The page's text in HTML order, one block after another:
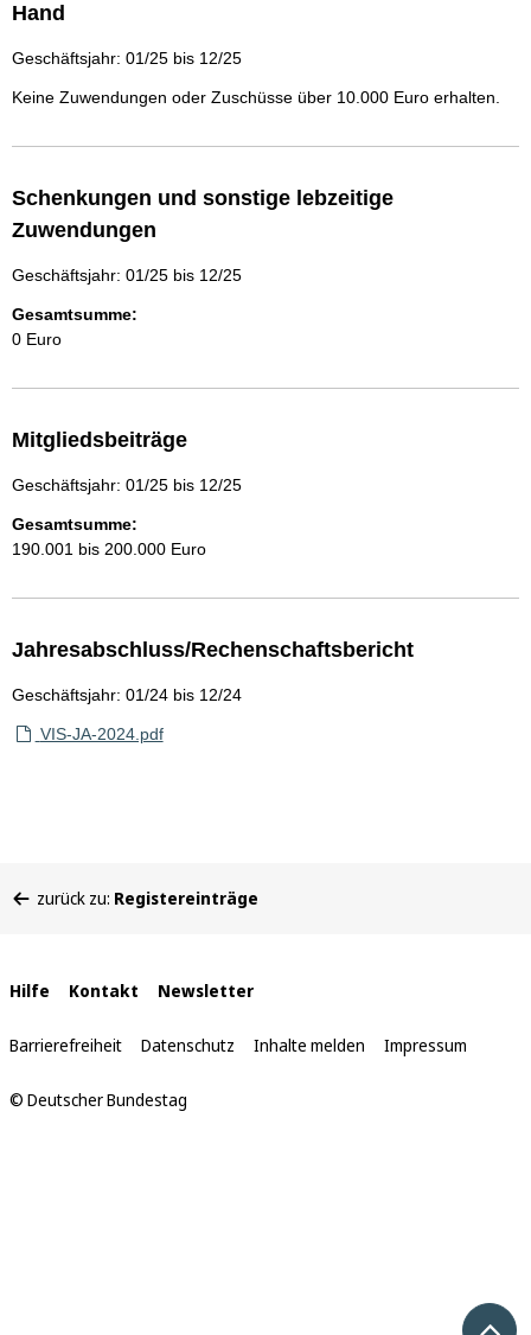
Hand
Geschäftsjahr: 01/25 bis 12/25
Keine Zuwendungen oder Zuschüsse über 10.000 Euro erhalten.
Schenkungen und sonstige lebzeitige
Zuwendungen
Geschäftsjahr: 01/25 bis 12/25
Gesamtsumme:
0 Euro
Mitgliedsbeiträge
Geschäftsjahr: 01/25 bis 12/25
Gesamtsumme:
190.001 bis 200.000 Euro
Jahresabschluss/Rechenschaftsbericht
Geschäftsjahr: 01/24 bis 12/24
VIS-JA-2024.pdf
befinden
zurück zu: Registereinträge
Interne
Links
Hilfe Kontakt Newsletter
Barrierefreiheit Datenschutz Inhalte melden Impressum
© Deutscher Bundestag